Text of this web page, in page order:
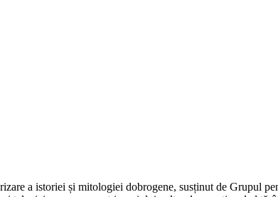
a istoriei și mitologiei dobrogene, susținut de Grupul